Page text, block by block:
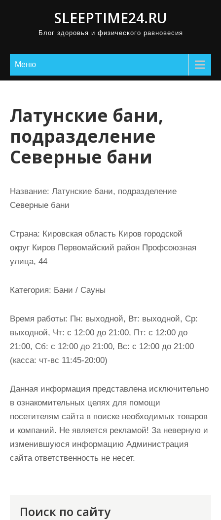
SLEEPTIME24.RU
Блог здоровья и физического равновесия
Меню
Латунские бани,
подразделение
Северные бани
Название: Латунские бани, подразделение
Северные бани
Страна: Кировская область Киров городской
округ Киров Первомайский район Профсоюзная
улица, 44
Категория: Бани / Сауны
Время работы: Пн: выходной, Вт: выходной, Ср:
выходной, Чт: с 12:00 до 21:00, Пт: с 12:00 до
21:00, Сб: с 12:00 до 21:00, Вс: с 12:00 до 21:00
(касса: чт-вс 11:45-20:00)
Данная информация представлена исключительно
в ознакомительных целях для помощи
посетителям сайта в поиске необходимых товаров
и компаний. Не является рекламой! За неверную и
изменившуюся информацию Администрация
сайта ответственность не несет.
Поиск по сайту